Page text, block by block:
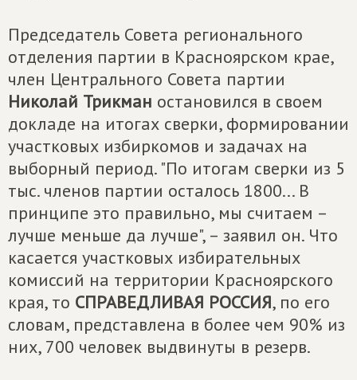
Председатель Совета регионального
отделения партии в Красноярском крае,
член Центрального Совета партии
Николай Трикман остановился в своем
докладе на итогах сверки, формировании
участковых избиркомов и задачах на
выборный период. "По итогам сверки из 5
тыс. членов партии осталось 1800... В
принципе это правильно, мы считаем –
лучше меньше да лучше", – заявил он. Что
касается участковых избирательных
комиссий на территории Красноярского
края, то СПРАВЕДЛИВАЯ РОССИЯ, по его
словам, представлена в более чем 90% из
них, 700 человек выдвинуты в резерв.